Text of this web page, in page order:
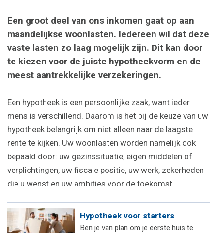
Een groot deel van ons inkomen gaat op aan
maandelijkse woonlasten. Iedereen wil dat deze
vaste lasten zo laag mogelijk zijn. Dit kan door
te kiezen voor de juiste hypotheekvorm en de
meest aantrekkelijke verzekeringen.
Een hypotheek is een persoonlijke zaak, want ieder
mens is verschillend. Daarom is het bij de keuze van uw
hypotheek belangrijk om niet alleen naar de laagste
rente te kijken. Uw woonlasten worden namelijk ook
bepaald door: uw gezinssituatie, eigen middelen of
verplichtingen, uw fiscale positie, uw werk, zekerheden
die u wenst en uw ambities voor de toekomst.
Hypotheek voor starters
Ben je van plan om je eerste huis te